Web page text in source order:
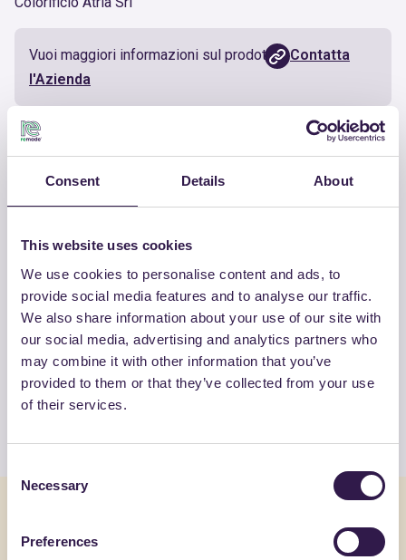
Consent Details About
This website uses cookies
We use cookies to personalise content and ads, to
provide social media features and to analyse our traffic.
We also share information about your use of our site with
our social media, advertising and analytics partners who
may combine it with other information that you’ve
provided to them or that they’ve collected from your use
of their services.
Selection
Necessary
Preferences
Vuoi maggiori informazioni sul prodotto? Contatta
l'Azienda
ALTRI PRODOTTI
Guarda la lista completa dei prodotti
certificati di COLORIFICIO ATRIA SRL